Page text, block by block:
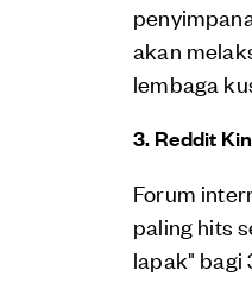
akan
lembaga
3. Reddit
Forum
paling hits
lapak" bagi